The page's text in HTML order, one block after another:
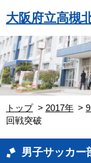
大阪府立高槻
トップ 2017年
回戦突破
男子サッカ